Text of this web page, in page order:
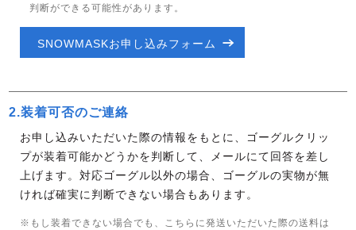
判断ができる可能性があります。
SNOWMASKお申し込みフォーム
2.装着可否のご連絡
お申し込みいただいた際の情報をもとに、ゴーグルクリッ
プが装着可能かどうかを判断して、メールにて回答を差し
上げます。対応ゴーグル以外の場合、ゴーグルの実物が無
ければ確実に判断できない場合もあります。
※もし装着できない場合でも、こちらに発送いただいた際の送料は